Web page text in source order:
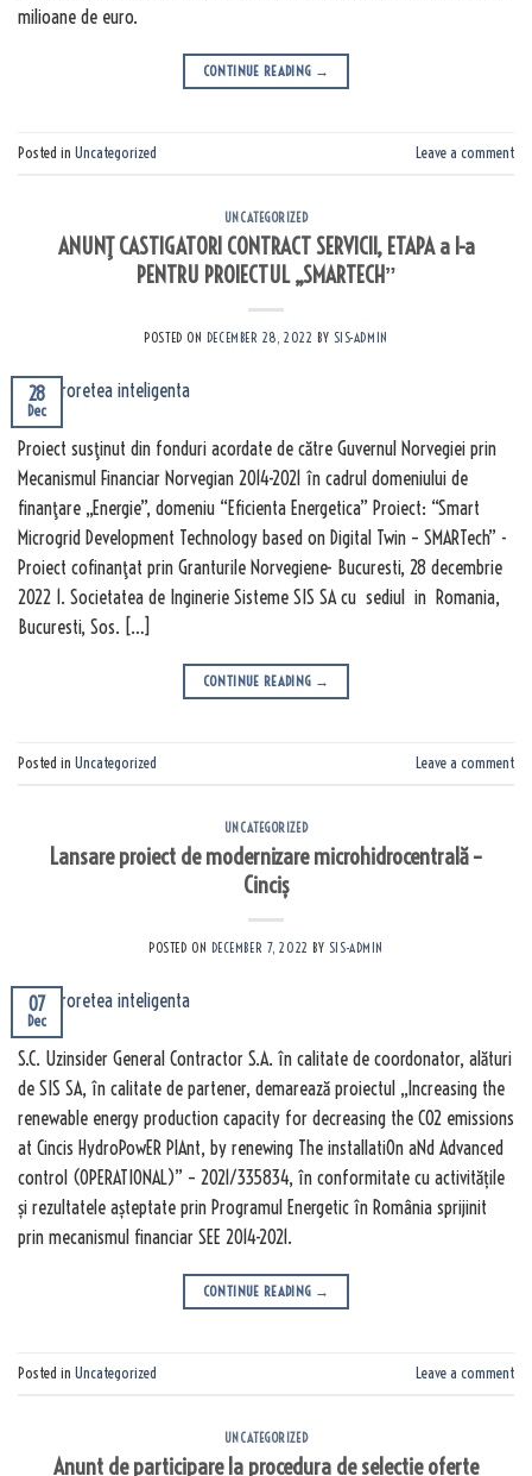
milioane de euro.
CONTINUE READING →
Posted in Uncategorized Leave a comment
UNCATEGORIZED
ANUNŢ CASTIGATORI CONTRACT SERVICII, ETAPA a I-a
PENTRU PROIECTUL „SMARTECHˮ
POSTED ON DECEMBER 28, 2022 BY SIS-ADMIN
28
Dec
Proiect susţinut din fonduri acordate de către Guvernul Norvegiei prin
Mecanismul Financiar Norvegian 2014-2021 în cadrul domeniului de
finanţare „Energie”, domeniu “Eficienta Energetica” Proiect: “Smart
Microgrid Development Technology based on Digital Twin – SMARTech” -
Proiect cofinanţat prin Granturile Norvegiene- Bucuresti, 28 decembrie
2022 1. Societatea de Inginerie Sisteme SIS SA cu sediul in Romania,
Bucuresti, Sos. […]
CONTINUE READING →
Posted in Uncategorized Leave a comment
UNCATEGORIZED
Lansare proiect de modernizare microhidrocentrală –
Cinciș
POSTED ON DECEMBER 7, 2022 BY SIS-ADMIN
07
Dec
S.C. Uzinsider General Contractor S.A. în calitate de coordonator, alături
de SIS SA, în calitate de partener, demarează proiectul „Increasing the
renewable energy production capacity for decreasing the CO2 emissions
at Cincis HydroPowER PlAnt, by renewing The installatiOn aNd Advanced
control (OPERATIONAL)” – 2021/335834, în conformitate cu activitățile
și rezultatele așteptate prin Programul Energetic în România sprijinit
prin mecanismul financiar SEE 2014-2021.
CONTINUE READING →
Posted in Uncategorized Leave a comment
UNCATEGORIZED
Anunt de participare la procedura de selectie oferte